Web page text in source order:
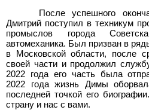
После успешного
Дмитрий поступил в техникум
промыслов города
автомеханика. Был призван в
в Московской области, после
своей части и продолжил
2022 года его часть была
2022 года жизнь Димы
последней точкой его
страну и нас с вами.